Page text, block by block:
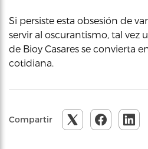
Si persiste esta obsesión de
servir al oscurantismo, tal vez
de Bioy Casares se convierta
cotidiana.
Compartir